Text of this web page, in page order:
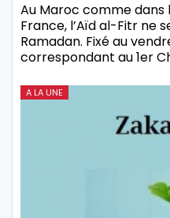
Au Maroc comme
France, l’Aïd al-Fitr ne
Ramadan. Fixé au
correspondant au 1er
A LA UNE